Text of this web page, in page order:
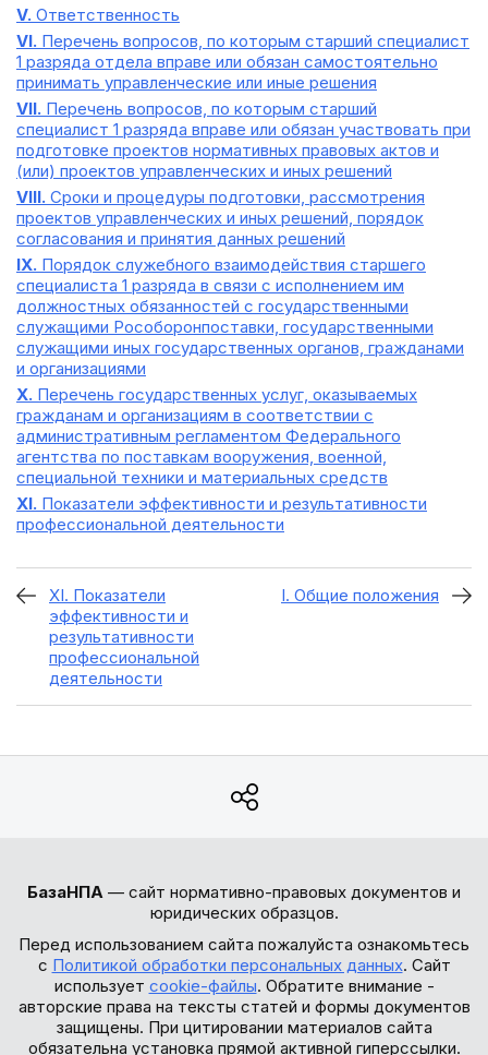
V. Ответственность
VI. Перечень вопросов, по которым старший специалист
1 разряда отдела вправе или обязан самостоятельно
принимать управленческие или иные решения
VII. Перечень вопросов, по которым старший
специалист 1 разряда вправе или обязан участвовать при
подготовке проектов нормативных правовых актов и
(или) проектов управленческих и иных решений
VIII. Сроки и процедуры подготовки, рассмотрения
проектов управленческих и иных решений, порядок
согласования и принятия данных решений
IX. Порядок служебного взаимодействия старшего
специалиста 1 разряда в связи с исполнением им
должностных обязанностей с государственными
служащими Рособоронпоставки, государственными
служащими иных государственных органов, гражданами
и организациями
X. Перечень государственных услуг, оказываемых
гражданам и организациям в соответствии с
административным регламентом Федерального
агентства по поставкам вооружения, военной,
специальной техники и материальных средств
XI. Показатели эффективности и результативности
профессиональной деятельности
XI. Показатели
эффективности и
результативности
профессиональной
деятельности
I. Общие положения
БазаНПА — сайт нормативно-правовых документов и
юридических образцов.
Перед использованием сайта пожалуйста ознакомьтесь
с Политикой обработки персональных данных. Сайт
использует cookie-файлы. Обратите внимание -
авторские права на тексты статей и формы документов
защищены. При цитировании материалов сайта
обязательна установка прямой активной гиперссылки.